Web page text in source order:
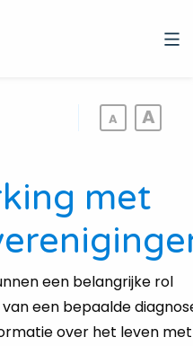
met
een belangrijke rol
een bepaalde
over het leven met